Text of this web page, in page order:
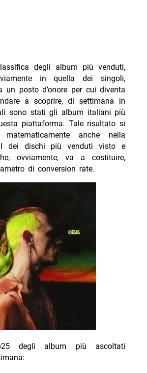
degli album più venduti,
in quella dei singoli,
un posto d’onore per cui diventa
a scoprire, di settimana in
sono stati gli album italiani più
piattaforma. Tale risultato si
anche nella
dei dischi più venduti visto e
ovviamente, va a costituire,
di conversion rate.
degli album più ascoltati